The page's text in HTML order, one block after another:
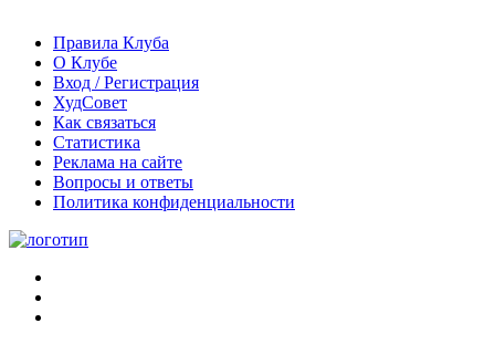
Правила Клуба
О Клубе
Вход / Регистрация
ХудСовет
Как связаться
Статистика
Реклама на сайте
Вопросы и ответы
Политика конфиденциальности